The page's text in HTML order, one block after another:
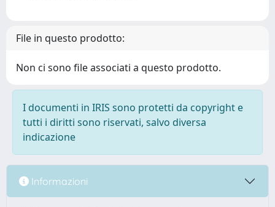
File in questo prodotto:
Non ci sono file associati a questo prodotto.
I documenti in IRIS sono protetti da copyright e
tutti i diritti sono riservati, salvo diversa
indicazione
Informazioni